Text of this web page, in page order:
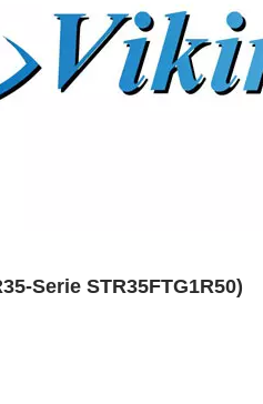
Serie STR35FTG1R50)